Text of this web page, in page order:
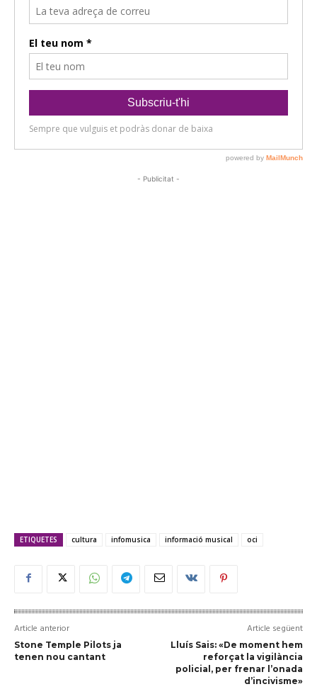
- Publicitat -
ETIQUETES cultura infomusica informació musical oci
Article anterior
Stone Temple Pilots ja
tenen nou cantant
Article següent
Lluís Sais: «De moment hem
reforçat la vigilància
policial, per frenar l’onada
d’incivisme»